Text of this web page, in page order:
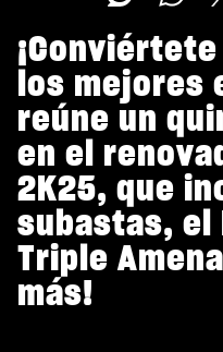
los mejores
reúne un
en el
2K25, que
subastas, el
Triple
más!